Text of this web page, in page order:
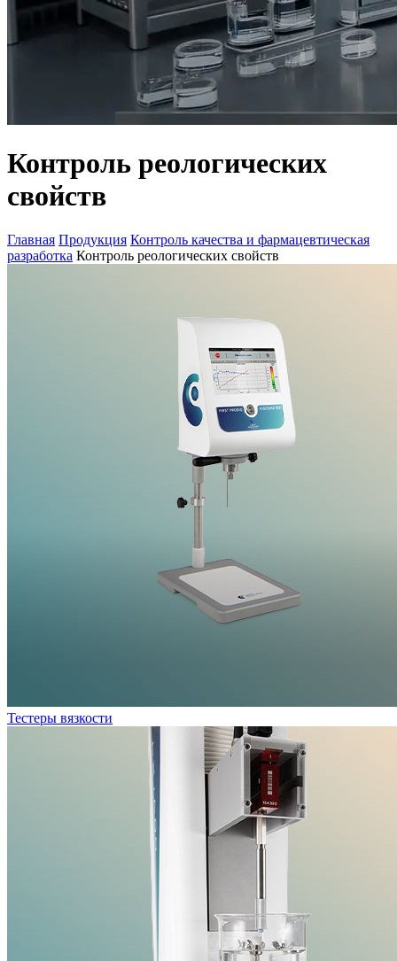
Контроль реологических
свойств
Главная Продукция Контроль качества и фармацевтическая
разработка Контроль реологических свойств
Тестеры вязкости